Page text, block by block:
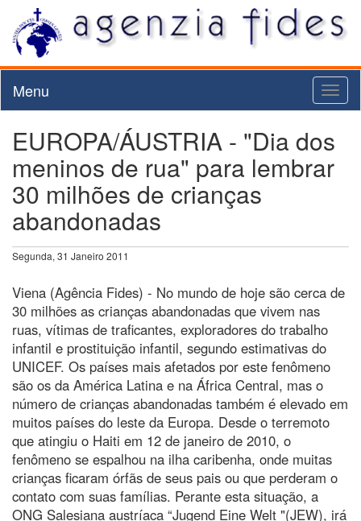
Menu
EUROPA/ÁUSTRIA - "Dia dos
meninos de rua" para lembrar
30 milhões de crianças
abandonadas
Segunda, 31 Janeiro 2011
Viena (Agência Fides) - No mundo de hoje são cerca de
30 milhões as crianças abandonadas que vivem nas
ruas, vítimas de traficantes, exploradores do trabalho
infantil e prostituição infantil, segundo estimativas do
UNICEF. Os países mais afetados por este fenômeno
são os da América Latina e na África Central, mas o
número de crianças abandonadas também é elevado em
muitos países do leste da Europa. Desde o terremoto
que atingiu o Haiti em 12 de janeiro de 2010, o
fenômeno se espalhou na ilha caribenha, onde muitas
crianças ficaram órfãs de seus pais ou que perderam o
contato com suas famílias. Perante esta situação, a
ONG Salesiana austríaca “Jugend Eine Welt "(JEW), irá